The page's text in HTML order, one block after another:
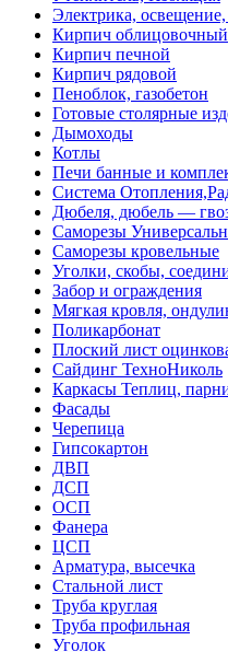
Электрика,
Кирпич облицовочный
Кирпич печной
Кирпич рядовой
Пеноблок, газобетон
Готовые столярные
Дымоходы
Котлы
Печи банные и
Система
Дюбеля, дюбель —
Саморезы
Саморезы кровельные
Уголки, скобы,
Забор и ограждения
Мягкая кровля,
Поликарбонат
Плоский лист
Сайдинг ТехноНиколь
Каркасы Теплиц,
Фасады
Черепица
Гипсокартон
ДВП
ДСП
ОСП
Фанера
ЦСП
Арматура, высечка
Стальной лист
Труба круглая
Труба профильная
Уголок